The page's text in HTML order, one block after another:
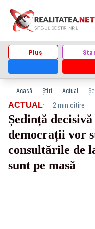
Plus
Acasă Știri Actual
ACTUAL· 2 min citire
Ședință
democrații vor
consultările de
sunt pe masă